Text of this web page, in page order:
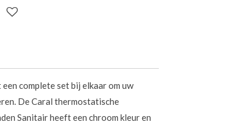
complete set bij elkaar om uw
De Caral thermostatische
Sanitair heeft een chroom kleur en